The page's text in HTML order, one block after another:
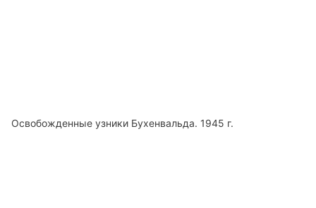
Освобожденные узники Бухенвальда. 1945 г.